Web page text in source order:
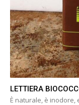
LETTIERA
È naturale, è inodore,